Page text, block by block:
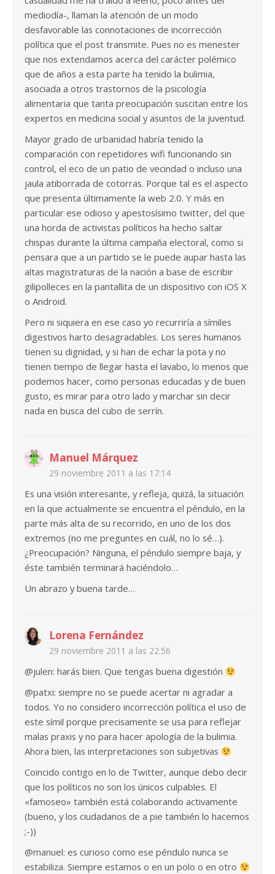
mediodía-, llaman la atención de un modo
desfavorable las connotaciones de incorrección
política que el post transmite. Pues no es menester
que nos extendamos acerca del carácter polémico
que de años a esta parte ha tenido la bulimia,
asociada a otros trastornos de la psicología
alimentaria que tanta preocupación suscitan entre los
expertos en medicina social y asuntos de la juventud.
Mayor grado de urbanidad habría tenido la
comparación con repetidores wifi funcionando sin
control, el eco de un patio de vecindad o incluso una
jaula atiborrada de cotorras. Porque tal es el aspecto
que presenta últimamente la web 2.0. Y más en
particular ese odioso y apestosísimo twitter, del que
una horda de activistas políticos ha hecho saltar
chispas durante la última campaña electoral, como si
pensara que a un partido se le puede aupar hasta las
altas magistraturas de la nación a base de escribir
gilipolleces en la pantallita de un dispositivo con iOS X
o Android.
Pero ni siquiera en ese caso yo recurriría a símiles
digestivos harto desagradables. Los seres humanos
tienen su dignidad, y si han de echar la pota y no
tienen tiempo de llegar hasta el lavabo, lo menos que
podemos hacer, como personas educadas y de buen
gusto, es mirar para otro lado y marchar sin decir
nada en busca del cubo de serrín.
Manuel Márquez
29 noviembre 2011 a las 17:14
Es una visión interesante, y refleja, quizá, la situación
en la que actualmente se encuentra el péndulo, en la
parte más alta de su recorrido, en uno de los dos
extremos (no me preguntes en cuál, no lo sé…).
¿Preocupación? Ninguna, el péndulo siempre baja, y
éste también terminará haciéndolo…
Un abrazo y buena tarde…
Lorena Fernández
29 noviembre 2011 a las 22:56
@julen: harás bien. Que tengas buena digestión
@patxi: siempre no se puede acertar ni agradar a
todos. Yo no considero incorrección política el uso de
este símil porque precisamente se usa para reflejar
malas praxis y no para hacer apología de la bulimia.
Ahora bien, las interpretaciones son subjetivas
Coincido contigo en lo de Twitter, aunque debo decir
que los políticos no son los únicos culpables. El
«famoseo» también está colaborando activamente
(bueno, y los ciudadanos de a pie también lo hacemos
;-))
@manuel: es curioso como ese péndulo nunca se
estabiliza. Siempre estamos o en un polo o en otro